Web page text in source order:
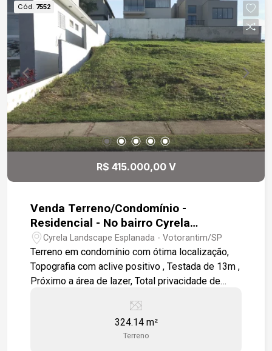
Cód. 7552
R$ 415.000,00 V
Venda Terreno/Condomínio -
Residencial - No bairro Cyrela
Landscape Esplanada
Cyrela Landscape Esplanada - Votorantim/SP
Terreno em condomínio com ótima localização,
Topografia com aclive positivo , Testada de 13m ,
Próximo a área de lazer, Total privacidade de
Rodovia João Leme dos Santos.
324.14 m²
Terreno